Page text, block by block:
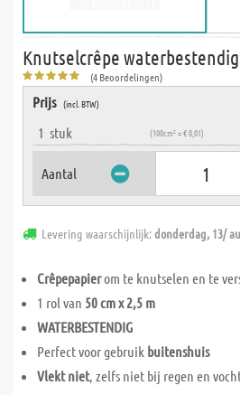
Knutselcrêpe
(4 Beoordelingen)
Prijs (incl. BTW)
1 stuk (100cm² = € 0,01)
Aantal
Levering waarschijnlijk:donderdag, 13/
Crêpepapierom te knutselen en te
1 rol van 50 cm x 2,5 m
WATERBESTENDIG
Perfect voor gebruik buitenshuis
Vlekt niet, zelfs niet bij regen en